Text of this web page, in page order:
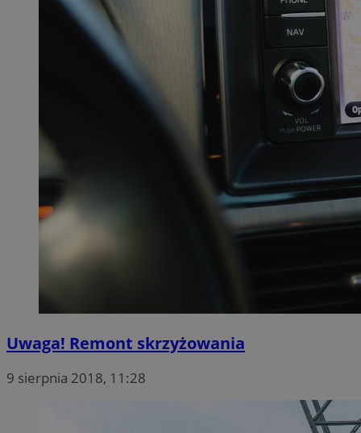
Uwaga! Remont skrzyżowania
9 sierpnia 2018, 11:28